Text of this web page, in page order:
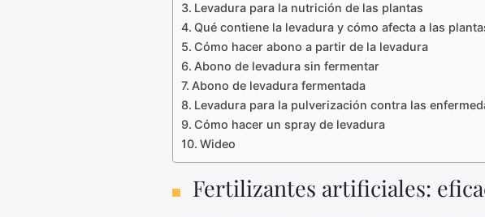
Levadura para la nutrición de las plantas
Qué contiene la levadura y cómo afecta a las
Cómo hacer abono a partir de la levadura
Abono de levadura sin fermentar
Abono de levadura fermentada
Levadura para la pulverización contra las
Cómo hacer un spray de levadura
Wideo
Fertilizantes artificiales: